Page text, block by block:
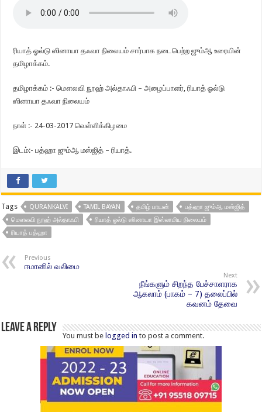
ரியாத் ஓல்டு ஸினாயா தஃவா நிலையம் சார்பாக நடைபெற்ற ஜும்ஆ உரையின்
தமிழாக்கம்.
தமிழாக்கம் :- மௌலவி நூஹ் அல்தாஃபி – அழைப்பாளர், ரியாத் ஓல்டு
ஸினாயா தஃவா நிலையம்
நாள் :- 24-03-2017 வெள்ளிக்கிழமை
இடம்:- பத்ஹா ஜும்ஆ மஸ்ஜித் – ரியாத்.
Tags QURANKALVI TAMIL BAYAN தமிழ் பாயன்
பத்ஹா ஜும்ஆ மஸ்ஜித்
மௌலவி நூஹ் அல்தாஃபி
ரியாத் ஓல்டு ஸினாயா இஸ்லாமிய நிலையம்
ரியாத் பத்ஹா
Previous
ஈமானில் வலிமை
Next
நீங்களும் சிறந்த பேச்சாளராக
ஆகலாம் (பாகம் – 7) தலைப்பில்
கவனம் தேவை
Leave a Reply
You must be logged in to post a comment.